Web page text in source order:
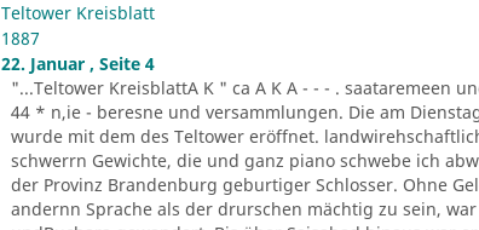
Teltower Kreisblatt
1887
22. Januar , Seite 4
"...Teltower KreisblattA K " ca A K A - - - . saataremeen
44 * n,ie - beresne und versammlungen. Die am
wurde mit dem des Teltower eröffnet.
schwerrn Gewichte, die und ganz piano schwebe ich
der Provinz Brandenburg geburtiger Schlosser. Ohne
andernn Sprache als der drurschen mächtig zu sein,